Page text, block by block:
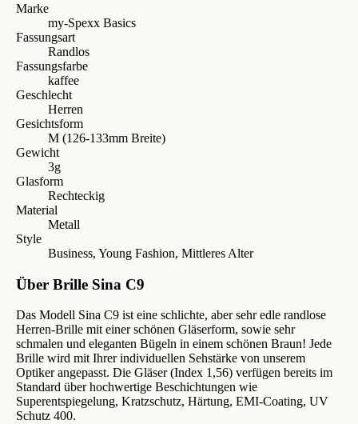
Marke
my-Spexx Basics
Fassungsart
Randlos
Fassungsfarbe
kaffee
Geschlecht
Herren
Gesichtsform
M (126-133mm Breite)
Gewicht
3g
Glasform
Rechteckig
Material
Metall
Style
Business, Young Fashion, Mittleres Alter
Über Brille Sina C9
Das Modell Sina C9 ist eine schlichte, aber sehr edle randlose
Herren-Brille mit einer schönen Gläserform, sowie sehr
schmalen und eleganten Bügeln in einem schönen Braun! Jede
Brille wird mit Ihrer individuellen Sehstärke von unserem
Optiker angepasst. Die Gläser (Index 1,56) verfügen bereits im
Standard über hochwertige Beschichtungen wie
Superentspiegelung, Kratzschutz, Härtung, EMI-Coating, UV
Schutz 400.